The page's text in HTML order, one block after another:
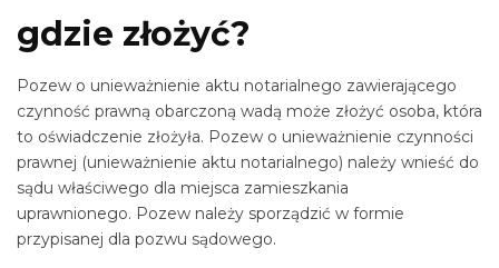
gdzie złożyć?
Pozew o unieważnienie aktu notarialnego zawierającego
czynność prawną obarczoną wadą może złożyć osoba, która
to oświadczenie złożyła. Pozew o unieważnienie czynności
prawnej (unieważnienie aktu notarialnego) należy wnieść do
sądu właściwego dla miejsca zamieszkania
uprawnionego. Pozew należy sporządzić w formie
przypisanej dla pozwu sądowego.